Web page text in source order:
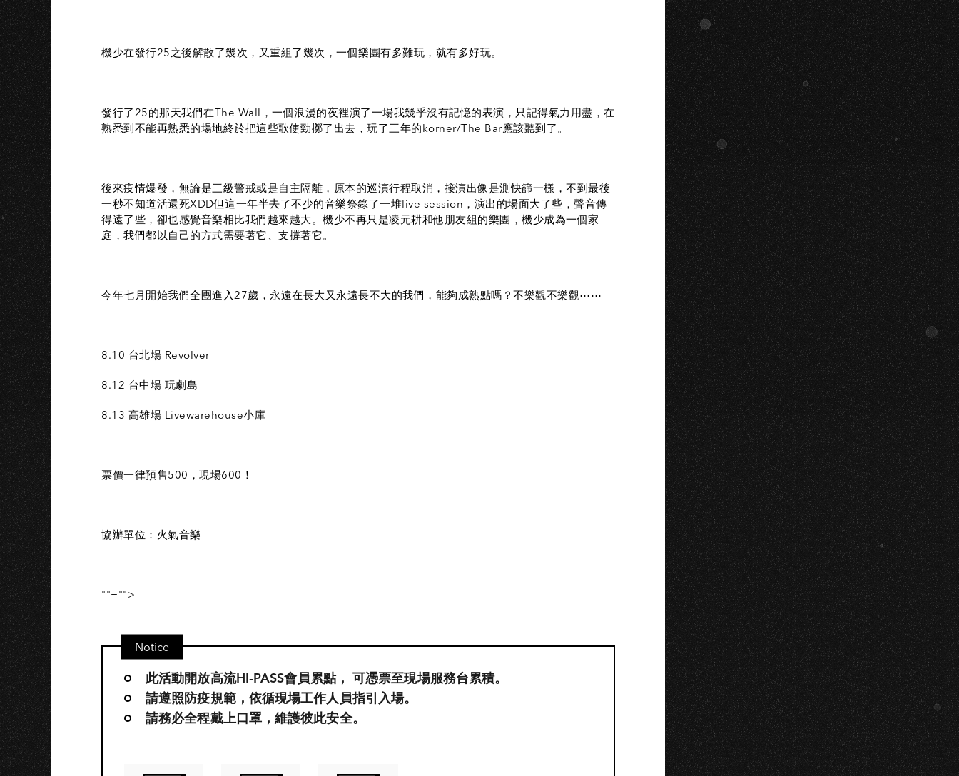
機少在發行25之後解散了幾次，又重組了幾次，一個樂團有多難玩，就有多好玩。
發行了25的那天我們在The Wall，一個浪漫的夜裡演了一場我幾乎沒有記憶的表演，只記得氣力用盡，在
熟悉到不能再熟悉的場地終於把這些歌使勁擲了出去，玩了三年的korner/The Bar應該聽到了。
後來疫情爆發，無論是三級警戒或是自主隔離，原本的巡演行程取消，接演出像是測快篩一樣，不到最後
一秒不知道活還死XDD但這一年半去了不少的音樂祭錄了一堆live session，演出的場面大了些，聲音傳
得遠了些，卻也感覺音樂相比我們越來越大。機少不再只是凌元耕和他朋友組的樂團，機少成為一個家
庭，我們都以自己的方式需要著它、支撐著它。
今年七月開始我們全團進入27歲，永遠在長大又永遠長不大的我們，能夠成熟點嗎？不樂觀不樂觀⋯⋯
8.10 台北場 Revolver
8.12 台中場 玩劇島
8.13 高雄場 Livewarehouse小庫
票價一律預售500，現場600！
協辦單位：火氣音樂
""="">
Notice
此活動開放高流HI-PASS會員累點，​ 可憑票至現場服務台累積。
請遵照防疫規範，依循現場工作人員指引入場。
請務必全程戴上口罩，維護彼此安全。